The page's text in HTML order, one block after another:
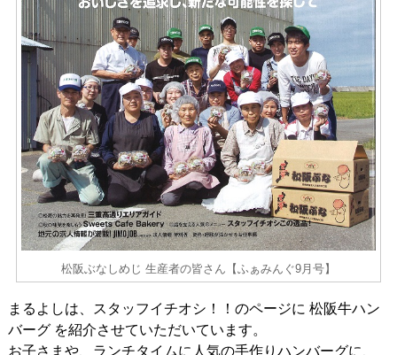
松阪ぶなしめじ 生産者の皆さん【ふぁみんぐ9月号】
まるよしは、スタッフイチオシ！！のページに 松阪牛ハン
バーグ を紹介させていただいています。
お子さまや、ランチタイムに人気の手作りハンバーグに、